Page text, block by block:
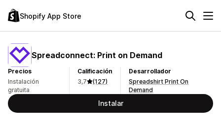
Shopify App Store
Spreadconnect: Print on Demand
Precios
Instalación
gratuita
Calificación
3,7
(127)
Desarrollador
Spreadshirt Print On
Demand
Instalar